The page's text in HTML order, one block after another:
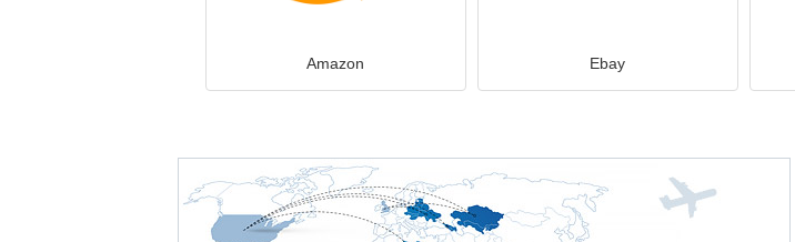
Amazon Ebay